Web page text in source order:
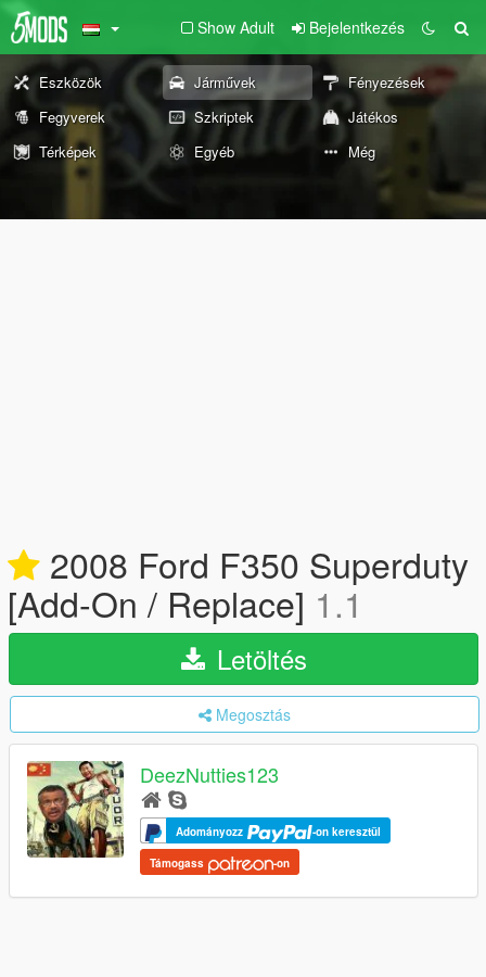
Show Adult Bejelentkezés
Eszközök Járművek
Fényezések
Fegyverek
Szkriptek
Játékos
Térképek
Egyéb Még
2008 Ford F350 Superduty
[Add-On / Replace] 1.1
Letöltés
Megosztás
DeezNutties123
Adományozz -on keresztül
Támogass -on